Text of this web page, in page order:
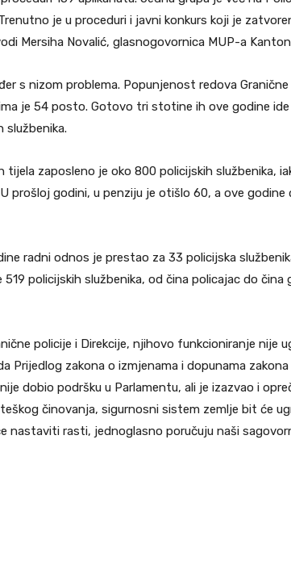
je u proceduri i javni konkurs koji je
Mersiha Novalić, glasnogovornica MUP-a
s nizom problema. Popunjenost redova
je 54 posto. Gotovo tri stotine ih ove godine ide
službenika.
tijela zaposleno je oko 800 policijskih službenika,
prošloj godini, u penziju je otišlo 60, a ove godine
radni odnos je prestao za 33 policijska
policijskih službenika, od čina policajac do čina
policije i Direkcije, njihovo funkcioniranje nije
Prijedlog zakona o izmjenama i dopunama
dobio podršku u Parlamentu, ali je izazvao i
činovanja, sigurnosni sistem zemlje bit će
nastaviti rasti, jednoglasno poručuju naši